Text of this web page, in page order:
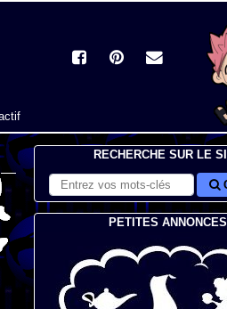
RECHERCHE SUR LE
PETITES ANNONCES